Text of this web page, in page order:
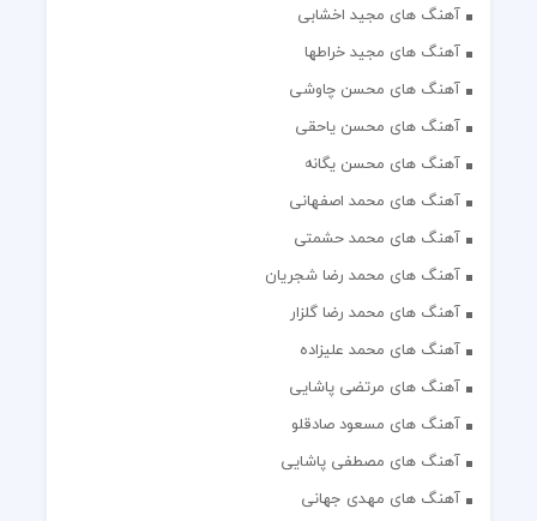
آهنگ های مجید اخشابی
آهنگ های مجید خراطها
آهنگ های محسن چاوشی
آهنگ های محسن یاحقی
آهنگ های محسن یگانه
آهنگ های محمد اصفهانی
آهنگ های محمد حشمتی
آهنگ های محمد رضا شجریان
آهنگ های محمد رضا گلزار
آهنگ های محمد علیزاده
آهنگ های مرتضی پاشایی
آهنگ های مسعود صادقلو
آهنگ های مصطفی پاشایی
آهنگ های مهدی جهانی